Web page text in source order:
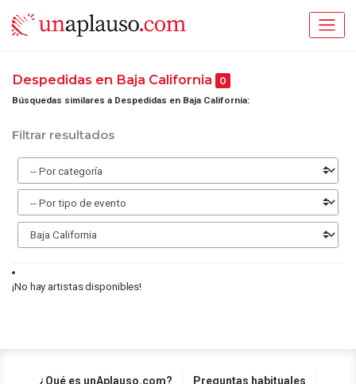
Despedidas en Baja California 0
Búsquedas similares a Despedidas en Baja California:
Filtrar resultados
¡No hay artistas disponibles!
¿Qué es unAplauso.com?
Preguntas habituales